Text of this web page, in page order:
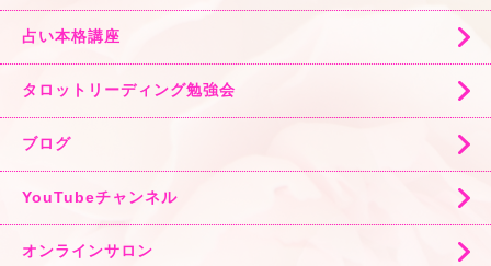
占い本格講座
タロットリーディング勉強会
ブログ
YouTubeチャンネル
オンラインサロン